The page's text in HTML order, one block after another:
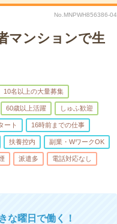
No.MNPWH856386-04
マンションで生
10名以上の大量募集
60歳以上活躍 しゅふ歓迎
ート 16時前までの仕事
扶養控内 副業・WワークOK
派遣多 電話対応なし
な曜日で働く！